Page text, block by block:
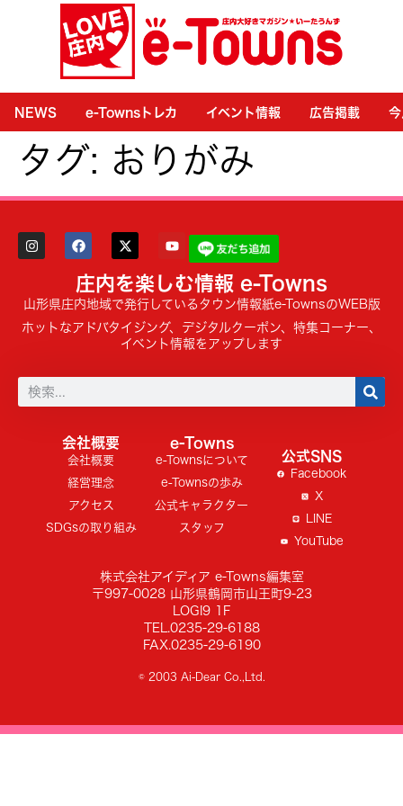
NEWS e-Townsトレカ イベント情報 広告掲載
タグ: おりがみ
庄内を楽しむ情報 e-Towns
山形県庄内地域で発行しているタウン情報紙e-TownsのWEB版
ホットなアドバタイジング、デジタルクーポン、特集コーナー、
イベント情報をアップします
会社概要
会社概要
経営理念
アクセス
SDGsの取り組み
e-Towns
e-Townsについて
e-Townsの歩み
公式キャラクター
スタッフ
公式SNS
Facebook
X
LINE
YouTube
株式会社アイディア e-Towns編集室
〒997-0028 山形県鶴岡市山王町9-23
LOGI9 1F
TEL.0235-29-6188
FAX.0235-29-6190
© 2003 Ai-Dear Co.,Ltd.